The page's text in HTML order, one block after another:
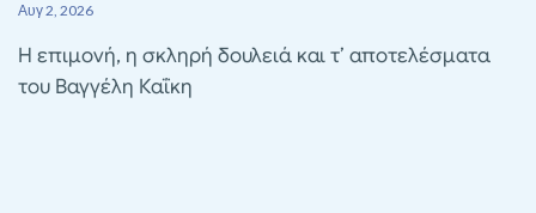
Αυγ 2, 2026
Η επιμονή, η σκληρή δουλειά και τ’ αποτελέσματα
του Βαγγέλη Καΐκη